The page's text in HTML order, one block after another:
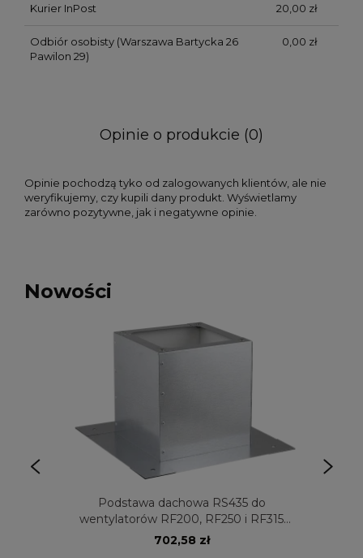
Kurier InPost 20,00 zł
Odbiór osobisty(Warszawa Bartycka 26
Pawilon 29)
0,00 zł
Opinie o produkcie (0)
Opinie pochodzą tyko od zalogowanych klientów, ale nie
weryfikujemy, czy kupili dany produkt. Wyświetlamy
zarówno pozytywne, jak i negatywne opinie.
Nowości
Podstawa dachowa RS435 do
wentylatorów RF200, RF250 i RF315
Venture Industries
702,58 zł